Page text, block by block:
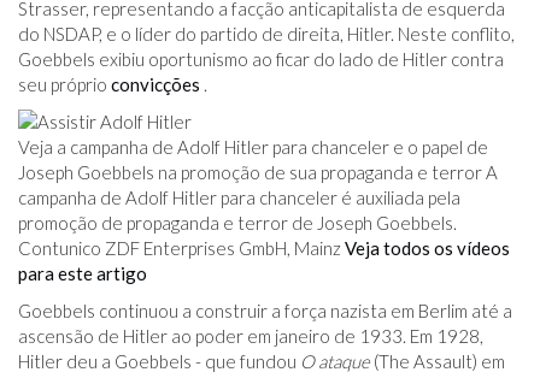
Strasser, representando a facção anticapitalista de esquerda
do NSDAP, e o líder do partido de direita, Hitler. Neste conflito,
Goebbels exibiu oportunismo ao ficar do lado de Hitler contra
seu próprio convicções .
Veja a campanha de Adolf Hitler para chanceler e o papel de
Joseph Goebbels na promoção de sua propaganda e terror A
campanha de Adolf Hitler para chanceler é auxiliada pela
promoção de propaganda e terror de Joseph Goebbels.
Contunico ZDF Enterprises GmbH, Mainz Veja todos os vídeos
para este artigo
Goebbels continuou a construir a força nazista em Berlim até a
ascensão de Hitler ao poder em janeiro de 1933. Em 1928,
Hitler deu a Goebbels - que fundou O ataque(The Assault) em